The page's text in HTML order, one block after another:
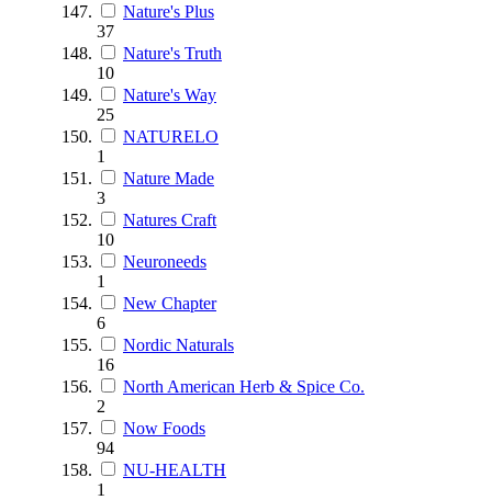
Nature's Plus
37
Nature's Truth
10
Nature's Way
25
NATURELO
1
Nature Made
3
Natures Craft
10
Neuroneeds
1
New Chapter
6
Nordic Naturals
16
North American Herb & Spice Co.
2
Now Foods
94
NU-HEALTH
1